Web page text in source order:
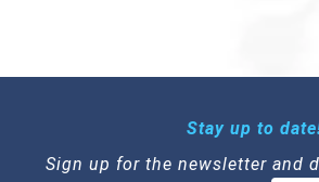
Stay up to
Sign up for the newsletter and